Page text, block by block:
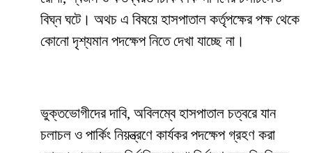
বিঘ্ন ঘটে। অথচ এ বিষয়ে হাসপাতাল কর্তৃপক্ষের পক্ষ থেকে
কোনো দৃশ্যমান পদক্ষেপ নিতে দেখা যাচ্ছে না।
ভুক্তভোগীদের দাবি, অবিলম্বে হাসপাতাল চত্বরে যান
চলাচল ও পার্কিং নিয়ন্ত্রণে কার্যকর পদক্ষেপ গ্রহণ করা